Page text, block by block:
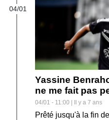
04/01
Yassine
ne me fait pas
04/01 - 11:00 | Il y a 7 ans
Prêté jusqu'à la fin